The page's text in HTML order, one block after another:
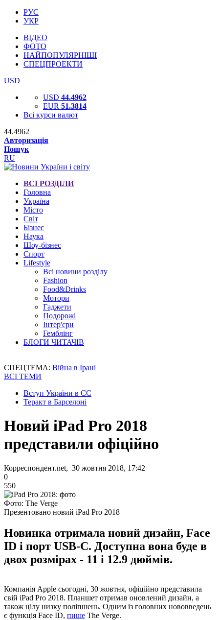
РУС
УКР
ВІДЕО
ФОТО
НАЙПОПУЛЯРНІШІ
СПЕЦПРОЕКТИ
USD
USD 44.4962
EUR 51.3814
Всі курси валют
44.4962
Авторизація
Пошук
RU
ВСІ РОЗДІЛИ
Головна
Україна
Місто
Світ
Бізнес
Наука
Шоу-бізнес
Спорт
Lifestyle
Всі новини розділу
Fashion
Food&Drinks
Мотори
Гаджети
Подорожі
Інтер'єри
Гемблінг
БЛОГИ ЧИТАЧІВ
СПЕЦТЕМА: Війна в Ірані
ВСІ ТЕМИ
Вступ України в ЄС
Теракт в Барселоні
Новий iPad Pro 2018
представили офіційно
Корреспондент.net, 30 жовтня 2018, 17:42
0
550
Фото: The Verge
Презентовано новий iPad Pro 2018
Новинка отримала новий дизайн, Face
ID і порт USB-C. Доступна вона буде в
двох розмірах - 11 і 12.9 дюймів.
Компанія Apple сьогодні, 30 жовтня, офіційно представила
свій iPad Pro 2018. Планшет отримав оновлений дизайн, а
також цілу низку поліпшень. Одним із головних нововведень
є функція Face ID, пише The Verge.